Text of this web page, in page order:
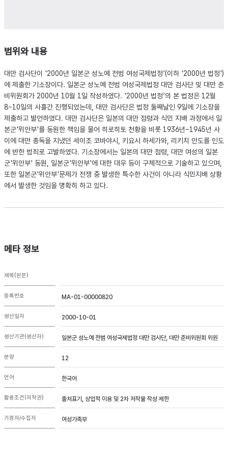
범위와 내용
대만 검사단이 '2000년 일본군 성노예 전범 여성국제법정'(이하 '2000년 법정')
에 제출한 기소장이다. 일본군 성노예 전범 여성국제법정 대만 검사단 및 대만 준
비위원회가 2000년 10월 1일 작성하였다. '2000년 법정'의 본 법정은 12월
8~10일의 사흘간 진행되었는데, 대만 검사단은 법정 둘째날인 9일에 기소장을
제출하고 발언하였다. 대만 검사단은 일본의 대만 점령과 식민 지배 과정에서 일
본군'위안부'를 동원한 책임을 물어 히로히토 천황을 비롯 1936년~1945년 사
이에 대만 총독을 지냈던 세이조 코바야시, 키요시 하세가와, 리키치 안도를 인도
에 반한 범죄로 고발하였다. 기소장에서는 일본의 대만 점령, 대만 여성의 일본
군'위안부' 동원, 일본군'위안부'에 대한 대우 등이 구체적으로 기술하고 있으며,
또한 일본군'위안부'문제가 전쟁 중 발생한 특수한 사건이 아니라 식민지배 상황
에서 발생한 것임을 명확히 하고 있다.
메타 정보
제목(원문)
등록번호 MA-01-00000820
생산일자 2000-10-01
생산기관(생산자) 일본군 성노예 전범 여성국제법정 대만 검사단, 대만 준비위원회 위원
분량 12
언어 한국어
활용조건(저작권) 출처표기, 상업적 이용 및 2차 저작물 작성 제한
기증자/수집자 여성가족부